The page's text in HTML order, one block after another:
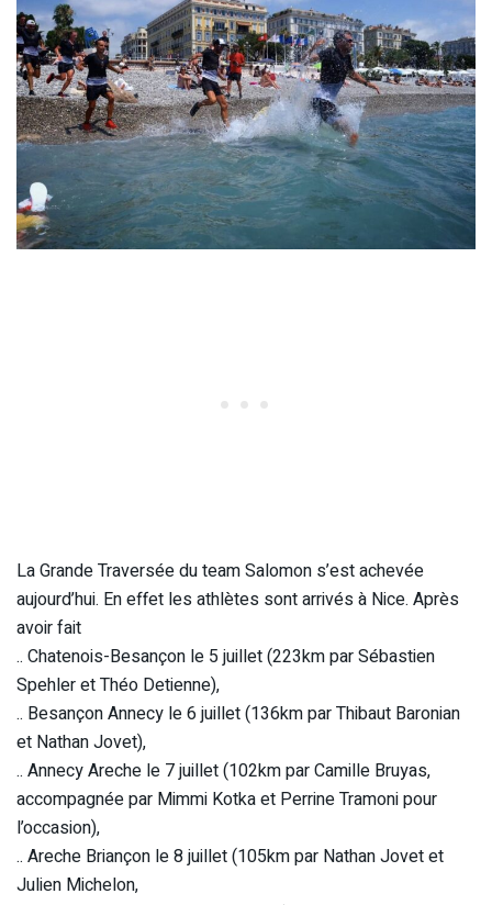
La Grande Traversée du team Salomon s’est achevée
aujourd’hui. En effet les athlètes sont arrivés à Nice. Après
avoir fait
.. Chatenois-Besançon le 5 juillet (223km par Sébastien
Spehler et Théo Detienne),
.. Besançon Annecy le 6 juillet (136km par Thibaut Baronian
et Nathan Jovet),
.. Annecy Areche le 7 juillet (102km par Camille Bruyas,
accompagnée par Mimmi Kotka et Perrine Tramoni pour
l’occasion),
.. Areche Briançon le 8 juillet (105km par Nathan Jovet et
Julien Michelon,